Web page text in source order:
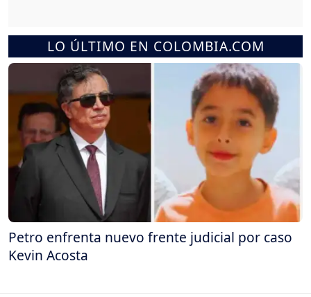
LO ÚLTIMO EN COLOMBIA.COM
Petro enfrenta nuevo frente judicial por caso
Kevin Acosta